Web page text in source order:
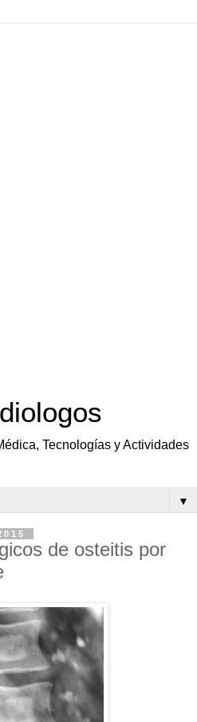
Tecnologías y Actividades
▼
de osteitis por